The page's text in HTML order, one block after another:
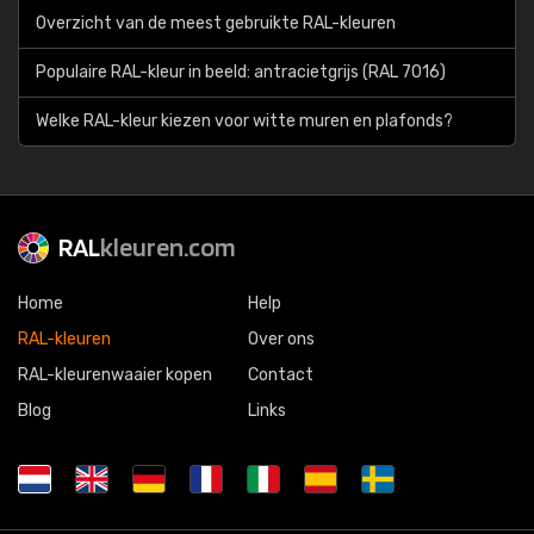
Overzicht van de meest gebruikte RAL-kleuren
Populaire RAL-kleur in beeld: antracietgrijs (RAL 7016)
Welke RAL-kleur kiezen voor witte muren en plafonds?
RALkleuren.com
Home
RAL-kleuren
RAL-kleurenwaaier kopen
Blog
Help
Over ons
Contact
Links